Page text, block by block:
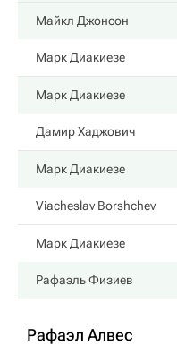
Майкл Джонсон
Марк Диакиезе
Марк Диакиезе
Дамир Хаджович
Марк Диакиезе
Viacheslav Borshchev
Марк Диакиезе
Рафаэль Физиев
Рафаэл Алвес